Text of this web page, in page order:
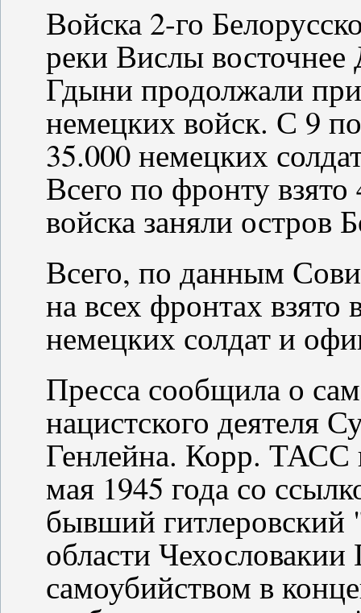
Войска 2-го
реки Вислы восточнее
Гдыни продолжали
немецких войск. С 9
35.000 немецких
Всего по фронту
войска заняли остров
Всего, по данным
на всех фронтах взято
немецких солдат и
Пресса сообщила о
нацистского деятеля
Генлейна. Корр. ТАСС
мая 1945 года со
бывший гитлеровский
области
самоубийством в